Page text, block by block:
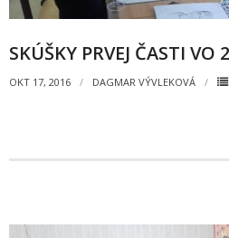
SKÚŠKY PRVEJ ČASTI VO
OKT 17, 2016 DAGMAR VÝVLEKOVÁ